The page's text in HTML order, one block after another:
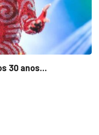
30 anos...